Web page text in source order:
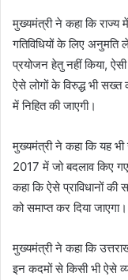
मुख्यमंत्री ने कहा कि राज्य
गतिविधियों के लिए
प्रयोजन हेतु नहीं किया,
ऐसे लोगों के विरुद्ध भी सख्त
में निहित की जाएगी।
मुख्यमंत्री ने कहा कि यह भी
2017 में जो बदलाव किए
कहा कि ऐसे प्राविधानों की
को समाप्त कर दिया जाएगा।
मुख्यमंत्री ने कहा कि
इन कदमों से किसी भी ऐसे